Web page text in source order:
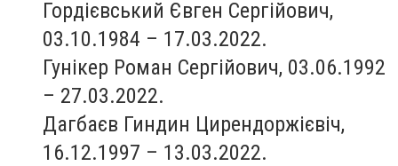
Гордієвський Євген Сергійович,
03.10.1984 – 17.03.2022.
Гунікер Роман Сергійович, 03.06.1992
– 27.03.2022.
Дагбаєв Гиндин Цирендоржієвіч,
16.12.1997 – 13.03.2022.